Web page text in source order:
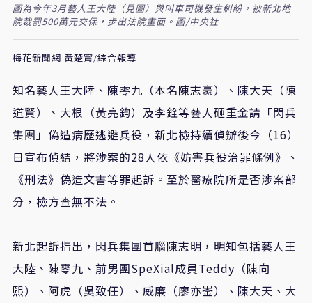
圖為今年3月藝人王大陸（見圖）與叫車司機發生糾紛，被新北地
院裁罰500萬元交保，步出法院畫面。圖/中央社
梅花新聞網 黃楚甯/綜合報導
知名藝人王大陸、陳零九（本名陳志豪）、陳大天（陳
道賢）、大根（黃亮鈞）及李銓等藝人砸重金請「閃兵
集團」偽造病歷逃避兵役，新北檢持續偵辦後今（16）
日宣布偵結，將涉案的28人依《妨害兵役治罪條例》、
《刑法》偽造文書等罪起訴。至於醫療院所是否涉案部
分，檢方查無不法。
新北起訴指出，閃兵集團首腦陳志明，明知包括藝人王
大陸、陳零九、前男團SpeXial成員Teddy（陳向
熙）、阿虎（吳致任）、威廉（廖亦崟）、陳大天、大